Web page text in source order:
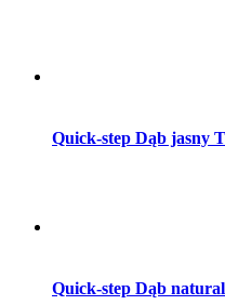
Quick-step Dąb jasny
Quick-step Dąb